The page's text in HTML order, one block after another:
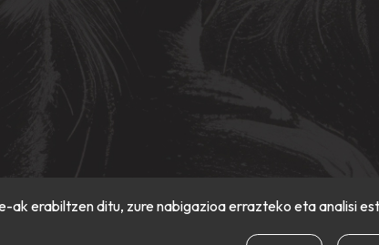
ak erabiltzen ditu, zure nabigazioa errazteko eta analisi